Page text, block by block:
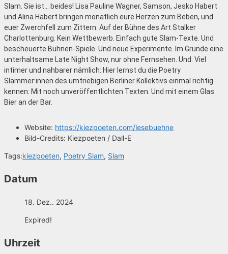
Slam. Sie ist… beides! Lisa Pauline Wagner, Samson, Jesko Habert
und Alina Habert bringen monatlich eure Herzen zum Beben, und
euer Zwerchfell zum Zittern. Auf der Bühne des Art Stalker
Charlottenburg. Kein Wettbewerb. Einfach gute Slam-Texte. Und
bescheuerte Bühnen-Spiele. Und neue Experimente. Im Grunde eine
unterhaltsame Late Night Show, nur ohne Fernsehen. Und: Viel
intimer und nahbarer nämlich: Hier lernst du die Poetry
Slammer:innen des umtriebigen Berliner Kollektivs einmal richtig
kennen: Mit noch unveröffentlichten Texten. Und mit einem Glas
Bier an der Bar.
Website: https://kiezpoeten.com/lesebuehne
Bild-Credits: Kiezpoeten / Dall-E
Tags:kiezpoeten, Poetry Slam, Slam
Datum
18. Dez.. 2024
Expired!
Uhrzeit